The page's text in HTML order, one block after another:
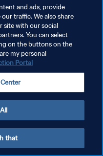
and ads, provide
traffic. We also share
site with our social
You can select
on the buttons on the
my personal
Portal
that